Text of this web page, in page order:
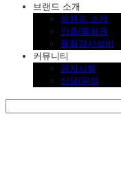
브랜드 소개
브랜드 소개
인증/특허권
품질검사설비
커뮤니티
공지사항
상담/문의